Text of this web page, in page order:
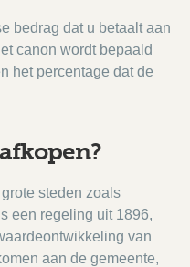
bedrag dat u betaalt aan
canon wordt bepaald
het percentage dat de
steden zoals
een regeling uit 1896,
van
aan de gemeente,